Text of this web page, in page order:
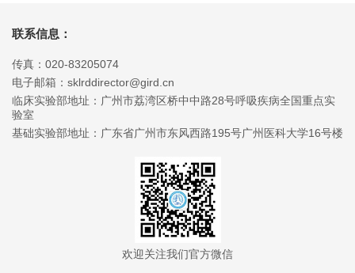
联系信息：
传真：020-83205074
电子邮箱：sklrddirector@gird.cn
临床实验部地址：广州市荔湾区桥中中路28号呼吸疾病全国重点实
验室
基础实验部地址：广东省广州市东风西路195号广州医科大学16号楼
欢迎关注我们官方微信